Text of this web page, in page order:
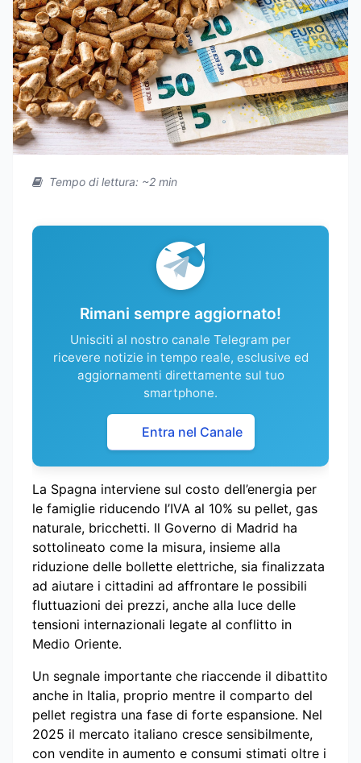
Tempo di lettura: ~2 min
Rimani sempre aggiornato!
Unisciti al nostro canale Telegram per
ricevere notizie in tempo reale, esclusive ed
aggiornamenti direttamente sul tuo
smartphone.
Entra nel Canale
La Spagna interviene sul costo dell’energia per
le famiglie riducendo l’IVA al 10% su pellet, gas
naturale, bricchetti. Il Governo di Madrid ha
sottolineato come la misura, insieme alla
riduzione delle bollette elettriche, sia finalizzata
ad aiutare i cittadini ad affrontare le possibili
fluttuazioni dei prezzi, anche alla luce delle
tensioni internazionali legate al conflitto in
Medio Oriente.
Un segnale importante che riaccende il dibattito
anche in Italia, proprio mentre il comparto del
pellet registra una fase di forte espansione. Nel
2025 il mercato italiano cresce sensibilmente,
con vendite in aumento e consumi stimati oltre i